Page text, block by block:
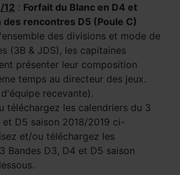
12 : Forfait du Blanc en D4 et
rencontres D5 (Poule C)
des divisions et mode de
(3B & JDS), les capitaines
présenter leur composition
temps au directeur des jeux.
recevante).
téléchargez les calendriers du 3
et D5 saison 2018/2019 ci-
et/ou téléchargez les
Bandes D3, D4 et D5 saison